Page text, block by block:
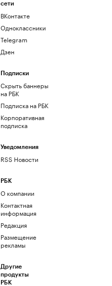
сети
ВКонтакте
Одноклассники
Telegram
Дзен
Подписки
Скрыть баннеры
на РБК
Подписка на РБК
Корпоративная
подписка
Уведомления
RSS Новости
РБК
О компании
Контактная
информация
Редакция
Размещение
рекламы
Другие
продукты
РБК